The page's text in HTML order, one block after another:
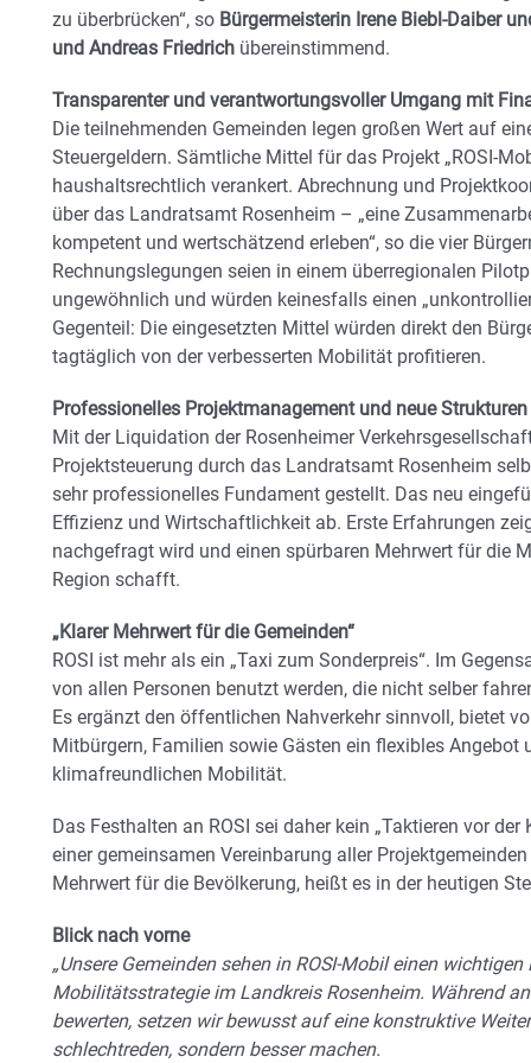
zu überbrücken“, so Bürgermeisterin Irene Biebl-Daiber
und Andreas Friedrich übereinstimmend.
Transparenter und verantwortungsvoller Umgang mit
Die teilnehmenden Gemeinden legen großen Wert auf
Steuergeldern. Sämtliche Mittel für das Projekt „ROSI-
haushaltsrechtlich verankert. Abrechnung und
über das Landratsamt Rosenheim – „eine
kompetent und wertschätzend erleben“, so die vier
Rechnungslegungen seien in einem überregionalen
ungewöhnlich und würden keinesfalls einen
Gegenteil: Die eingesetzten Mittel würden direkt den
tagtäglich von der verbesserten Mobilität profitieren.
Professionelles Projektmanagement und neue Strukturen
Mit der Liquidation der Rosenheimer
Projektsteuerung durch das Landratsamt Rosenheim
sehr professionelles Fundament gestellt. Das neu
Effizienz und Wirtschaftlichkeit ab. Erste Erfahrungen
nachgefragt wird und einen spürbaren Mehrwert für die
Region schafft.
„Klarer Mehrwert für die Gemeinden“
ROSI ist mehr als ein „Taxi zum Sonderpreis“. Im
von allen Personen benutzt werden, die nicht selber
Es ergänzt den öffentlichen Nahverkehr sinnvoll, bietet
Mitbürgern, Familien sowie Gästen ein flexibles Angebot
klimafreundlichen Mobilität.
Das Festhalten an ROSI sei daher kein „Taktieren vor
einer gemeinsamen Vereinbarung aller
Mehrwert für die Bevölkerung, heißt es in der heutigen
Blick nach vorne
„Unsere Gemeinden sehen in ROSI-Mobil einen
Mobilitätsstrategie im Landkreis Rosenheim. Während
bewerten, setzen wir bewusst auf eine konstruktive
schlechtreden, sondern besser machen.